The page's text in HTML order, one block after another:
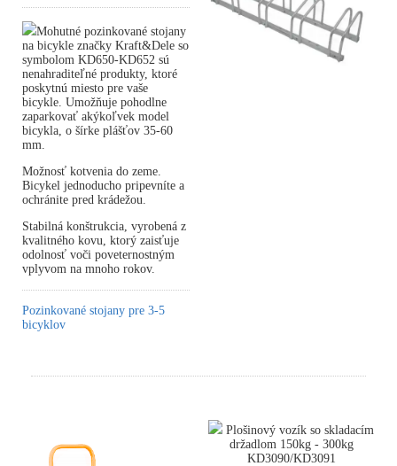
Mohutné pozinkované stojany
na bicykle značky Kraft&Dele so
symbolom KD650-KD652 sú
nenahraditeľné produkty, ktoré
poskytnú miesto pre vaše
bicykle. Umožňuje pohodlne
zaparkovať akýkoľvek model
bicykla, o šírke plášťov 35-60
mm.
Možnosť kotvenia do zeme.
Bicykel jednoducho pripevníte a
ochránite pred krádežou.
Stabilná konštrukcia, vyrobená z
kvalitného kovu, ktorý zaisťuje
odolnosť voči poveternostným
vplyvom na mnoho rokov.
Pozinkované stojany pre 3-5
bicyklov
Plošinový vozík so skladacím
držadlom 150kg - 300kg
KD3090/KD3091